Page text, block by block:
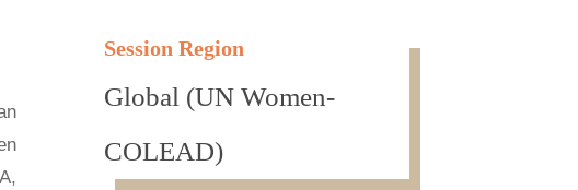
Session Region
Global (UN Women-
COLEAD)